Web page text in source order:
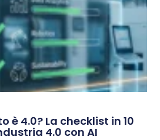
è 4.0? La checklist in 10
4.0 con AI